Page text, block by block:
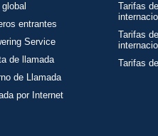
entrantes
Service
de llamada
de Llamada
por Internet
Tarifas
Tarifas
Tarifas